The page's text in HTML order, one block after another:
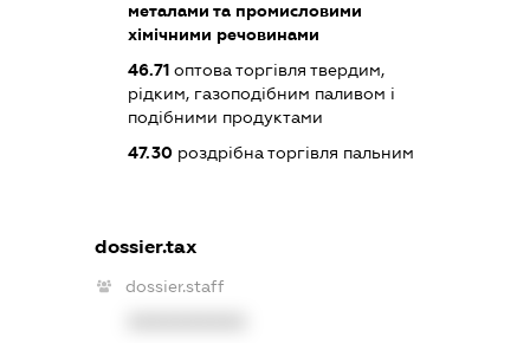
металами та промисловими
хімічними речовинами
46.71 оптова торгівля твердим,
рідким, газоподібним паливом і
подібними продуктами
47.30 роздрібна торгівля пальним
dossier.tax
dossier.staff